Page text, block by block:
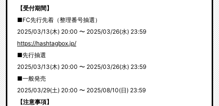
【受付期間】
■FC先行先着（整理番号抽選）
2025/03/13(木) 20:00 〜 2025/03/26(水) 23:59
https://hashtagbox.jp/
■先行抽選
2025/03/13(木) 20:00 〜 2025/03/26(水) 23:59
■一般発売
2025/03/29(土) 20:00 〜 2025/08/10(日) 23:59
【注意事項】